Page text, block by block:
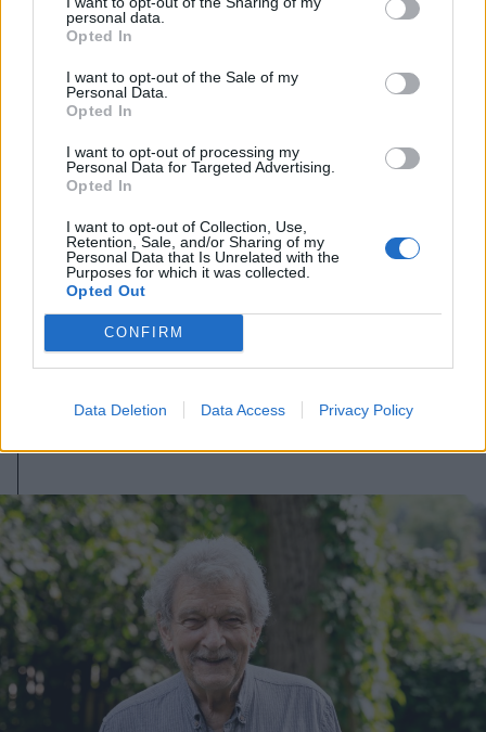
personal data.
Opted In
I want to opt-out of the Sale of my
Personal Data.
Opted In
I want to opt-out of processing my
Personal Data for Targeted Advertising.
Opted In
I want to opt-out of Collection, Use,
Retention, Sale, and/or Sharing of my
Personal Data that Is Unrelated with the
Purposes for which it was collected.
Opted Out
CONFIRM
Data Deletion Data Access Privacy Policy
2026. augusztus 06., csütörtök
„Az ember megpróbálja a maga
képére formálni a világ egy kis
darabját”. Beszélgetés Szabó
Zsolttal (2.)